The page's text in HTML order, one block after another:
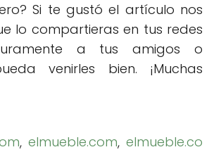
Si te gustó el artículo nos
lo compartieras en tus redes
a tus amigos o
venirles bien. ¡Muchas
, elmueble.com, elmueble.co